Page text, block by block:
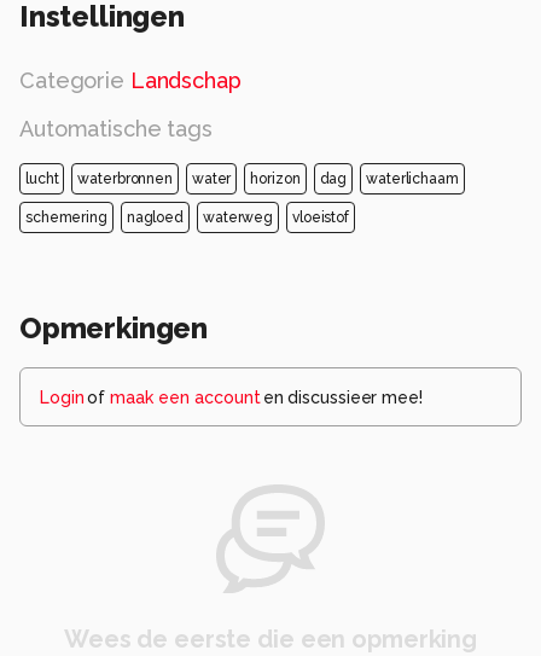
Instellingen
Categorie Landschap
Automatische tags
lucht waterbronnen water horizon dag waterlichaam
schemering nagloed waterweg vloeistof
Opmerkingen
Loginof maak een account en discussieer mee!
Wees de eerste die een opmerking